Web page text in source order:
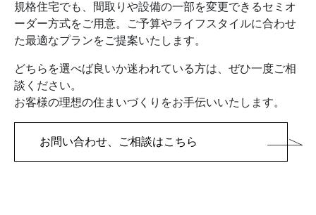
規格住宅でも、間取りや設備の一部を変更できるセミオ
ーダー方式をご用意。ご予算やライフスタイルに合わせ
た最適なプランをご提案いたします。
どちらを選べば良いか迷われている方は、ぜひ一度ご相
談ください。
お客様の理想の住まいづくりをお手伝いいたします。
お問い合わせ、ご相談はこちら